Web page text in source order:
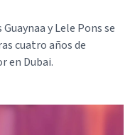
y Lele Pons se
cuatro años de
en Dubai.